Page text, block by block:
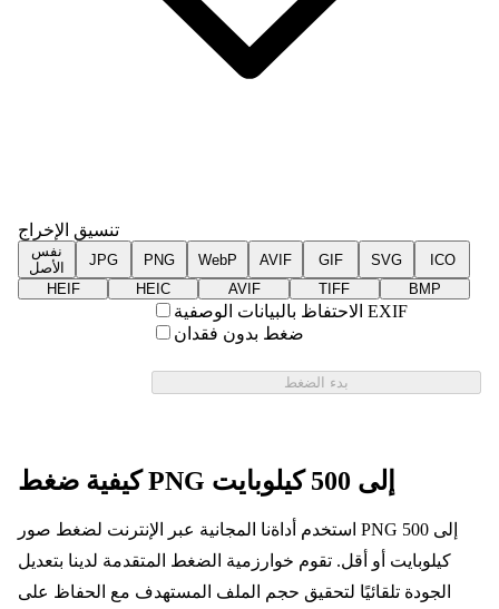
تنسيق الإخراج
نفس
الأصل
JPG PNG WebP AVIF GIF SVG
ICO
HEIF
HEIC AVIF TIFF BMP
الاحتفاظ بالبيانات الوصفية EXIF
ضغط بدون فقدان
بدء الضغط
كيفية ضغط PNG إلى 500 كيلوبايت
استخدم أداةنا المجانية عبر الإنترنت لضغط صور PNG إلى 500
كيلوبايت أو أقل. تقوم خوارزمية الضغط المتقدمة لدينا بتعديل
الجودة تلقائيًا لتحقيق حجم الملف المستهدف مع الحفاظ على